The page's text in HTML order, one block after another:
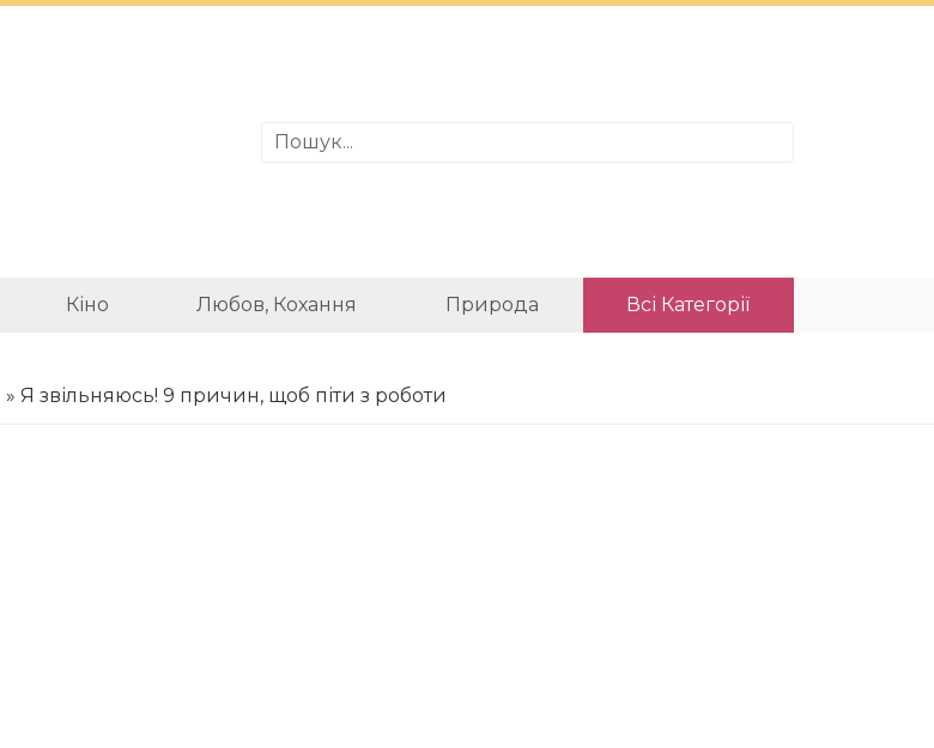
Кіно Любов, Кохання Природа Всі Категорії
» Я звільняюсь! 9 причин, щоб піти з роботи